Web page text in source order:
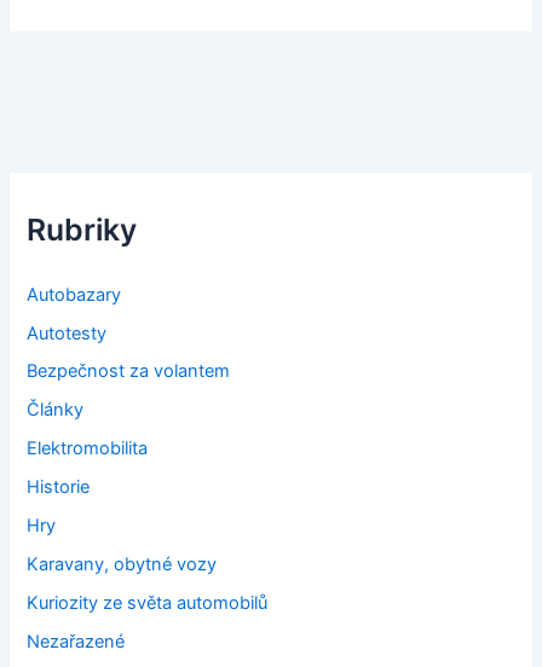
Rubriky
Autobazary
Autotesty
Bezpečnost za volantem
Články
Elektromobilita
Historie
Hry
Karavany, obytné vozy
Kuriozity ze světa automobilů
Nezařazené